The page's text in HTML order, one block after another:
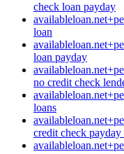
check loan payday
loan
loan payday
no credit check
loans
credit check payday